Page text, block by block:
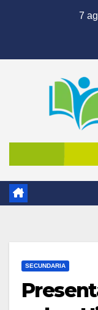
7
SECUNDARIA